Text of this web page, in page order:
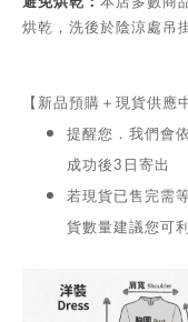
烘乾，洗後於陰涼處吊
【新品預購＋現貨供應
提醒您．我們會
成功後3日寄出
若現貨已售完需
貨數量建議您可